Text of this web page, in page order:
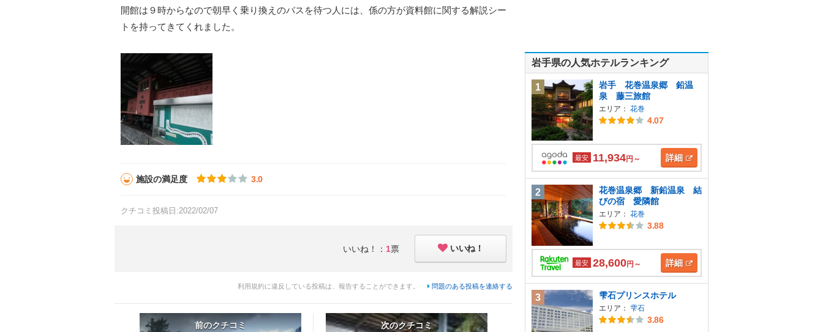
開館は９時からなので朝早く乗り換えのバスを待つ人には、係の方が資料館に関する解説シー
トを持ってきてくれました。
施設の満足度 3.0
クチコミ投稿日:2022/02/07
いいね！： 1票 いいね！
利用規約に違反している投稿は、報告することができます。 問題のある投稿を連絡する
前のクチコミ 次のクチコミ
岩手県の人気ホテルランキング
1
岩手 花巻温泉郷 鉛温
泉 藤三旅館
エリア： 花巻
4.07
最安 11,934円～ 詳細
2
花巻温泉郷 新鉛温泉 結
びの宿 愛隣館
エリア： 花巻
3.88
最安 28,600円～ 詳細
3 雫石プリンスホテル
エリア： 雫石
3.86